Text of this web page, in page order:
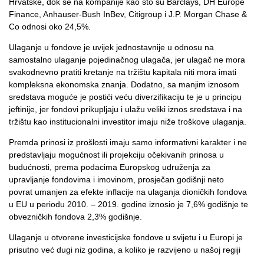
Finance, Anhauser-Bush InBev, Citigroup i J.P. Morgan Chase &
Co odnosi oko 24,5%.
Ulaganje u fondove je uvijek jednostavnije u odnosu na
samostalno ulaganje pojedinačnog ulagača, jer ulagač ne mora
svakodnevno pratiti kretanje na tržištu kapitala niti mora imati
kompleksna ekonomska znanja. Dodatno, sa manjim iznosom
sredstava moguće je postići veću diverzifikaciju te je u principu
jeftinije, jer fondovi prikupljaju i ulažu veliki iznos sredstava i na
tržištu kao institucionalni investitor imaju niže troškove ulaganja.
Premda prinosi iz prošlosti imaju samo informativni karakter i ne
predstavljaju mogućnost ili projekciju očekivanih prinosa u
budućnosti, prema podacima Europskog udruženja za
upravljanje fondovima i imovinom, prosječan godišnji neto
povrat umanjen za efekte inflacije na ulaganja dioničkih fondova
u EU u periodu 2010. – 2019. godine iznosio je 7,6% godišnje te
obvezničkih fondova 2,3% godišnje.
Ulaganje u otvorene investicijske fondove u svijetu i u Europi je
prisutno već dugi niz godina, a koliko je razvijeno u našoj regiji